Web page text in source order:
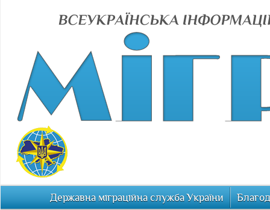
Державна міграційна служба України